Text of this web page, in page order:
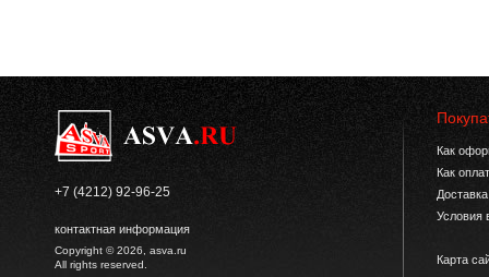
+7 (4212) 92-96-25
контактная информация
Copyright © 2026, asva.ru
All rights reserved.
Как
Как
Условия
Карта